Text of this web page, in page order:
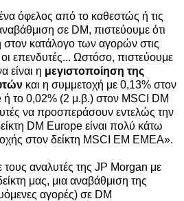
όφελος από το καθεστώς ή τις
σε DM, πιστεύουμε ότι
κατάλογο των αγορών στις
επενδυτές... Ωστόσο, πιστεύουμε
είναι η μεγιστοποίηση της
και η συμμετοχή με 0,13% στον
ή το 0,02% (2 μ.β.) στον MSCI DM
να προσπεράσουν εντελώς την
DM Europe είναι πολύ κάτω
στον δείκτη MSCI EM EMEA».
αναλυτές της JP Morgan με
μας, μια αναβάθμιση της
αγορές) σε DM